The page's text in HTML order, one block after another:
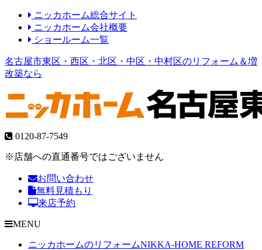
ニッカホーム総合サイト
ニッカホーム会社概要
ショールーム一覧
名古屋市東区・西区・北区・中区・中村区のリフォーム＆増
改築なら
0120-87-7549
※店舗への直通番号ではございません
お問い合わせ
無料見積もり
来店予約
MENU
ニッカホームのリフォームNIKKA-HOME REFORM